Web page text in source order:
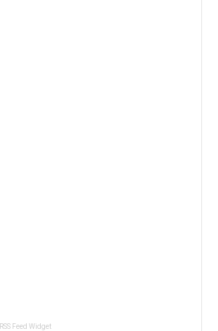
RSS Feed Widget